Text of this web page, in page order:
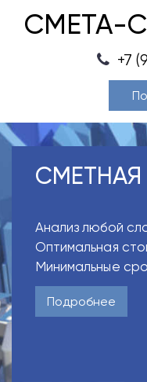
СМЕТА-
+7
СМЕТНАЯ
Анализ любой
Оптимальная
Минимальные
Подробнее